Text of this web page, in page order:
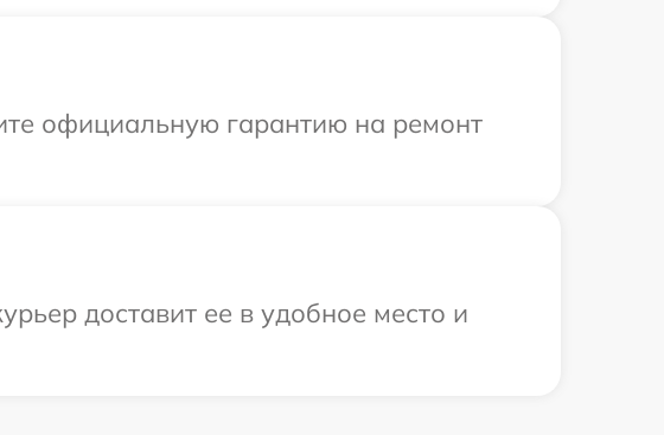
официальную гарантию на ремонт
доставит ее в удобное место и